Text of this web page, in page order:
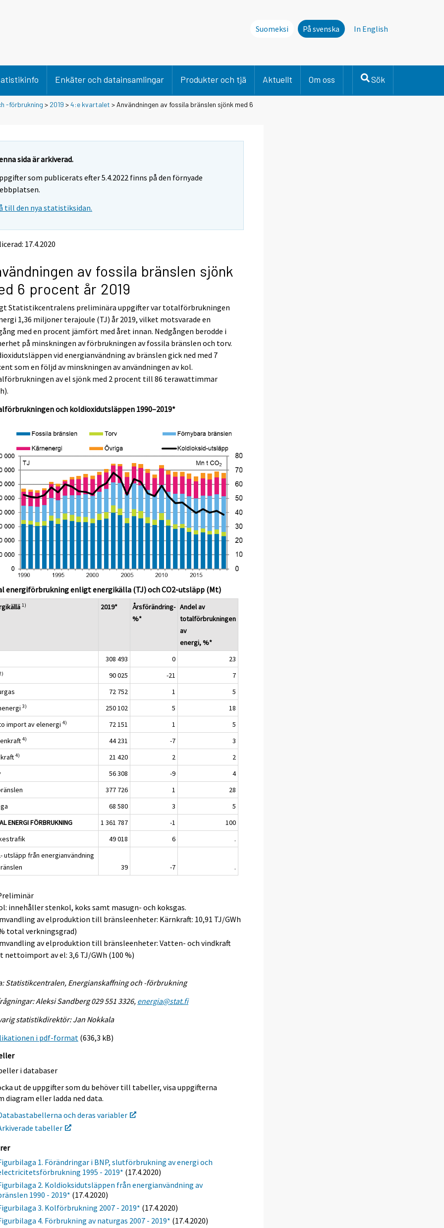
Suomeksi På svenska In English
Enkäter och datainsamlingar Produkter och tjä Aktuellt Om oss Sök
-förbrukning > 2019 >4:e kvartalet > Användningen av fossila bränslen sjönk med 6
sida är arkiverad.
som publicerats efter 5.4.2022 finns på den förnyade
till den nya statistiksidan.
17.4.2020
av fossila bränslen sjönk
6 procent år 2019
Statistikcentralens preliminära uppgifter var totalförbrukningen
1,36 miljoner terajoule (TJ) år 2019, vilket motsvarade en
med en procent jämfört med året innan. Nedgången berodde i
på minskningen av förbrukningen av fossila bränslen och torv.
vid energianvändning av bränslen gick ned med 7
som en följd av minskningen av användningen av kol.
av el sjönk med 2 procent till 86 terawattimmar
och koldioxidutsläppen 1990–2019*
energiförbrukning enligt energikälla (TJ) och CO2-utsläpp (Mt)
1) 2019*
Årsförändring-
%*
Andel av
totalförbrukningen
av
energi, %*
308 493
0 23
90 025 -21
7
72 752 1
5
3) 250 102 5
18
import av elenergi4) 72 151 1
5
4) 44 231 -7
3
4) 21 420 2
2
56 308 -9
4
377 726 1
28
68 580 3
5
ENERGI FÖRBRUKNING
1 361 787 -1
100
49 018 6
.
utsläpp från energianvändning
39 -7 .
innehåller stenkol, koks samt masugn- och koksgas.
av elproduktion till bränsleenheter: Kärnkraft: 10,91 TJ/GWh
total verkningsgrad)
av elproduktion till bränsleenheter: Vatten- och vindkraft
nettoimport av el: 3,6 TJ/GWh (100 %)
Statistikcentralen, Energianskaffning och -förbrukning
Aleksi Sandberg 029 551 3326, energia@stat.fi
statistikdirektör: Jan Nokkala
i pdf-format (636,3 kB)
i databaser
ut de uppgifter som du behöver till tabeller, visa uppgifterna
diagram eller ladda ned data.
och deras variabler
tabeller
1. Förändringar i BNP, slutförbrukning av energi och
1995 - 2019* (17.4.2020)
2. Koldioksidutsläppen från energianvändning av
1990 - 2019* (17.4.2020)
3. Kolförbrukning 2007 - 2019* (17.4.2020)
4. Förbrukning av naturgas 2007 - 2019* (17.4.2020)